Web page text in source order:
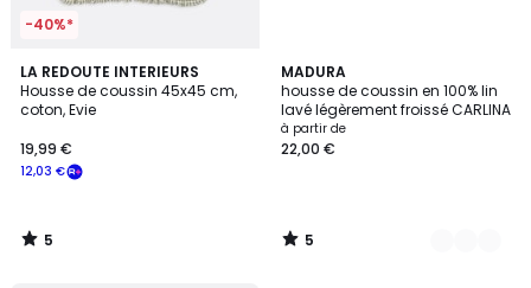
-40%*
LA REDOUTE INTERIEURS
Housse de coussin 45x45 cm,
coton, Evie
12,03 €
19,99 €
5
/
5
5
/
MADURA
housse de coussin en 100% lin
lavé légèrement froissé CARLINA
à partir de
22,00 €
5
/
5
7
Couleurs
5
/